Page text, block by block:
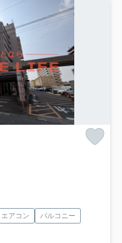
エアコン
バルコニー